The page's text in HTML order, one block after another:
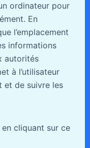
ordinateur pour
En
l’emplacement
informations
autorités
à l’utilisateur
et de suivre les
cliquant sur ce